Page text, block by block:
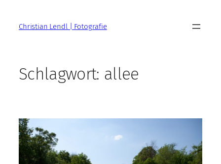
springenChristian Lendl | Fotografie
Schlagwort: allee